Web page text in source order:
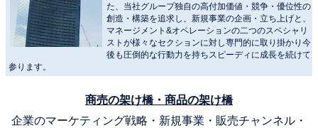
た、当社グループ独自の高付加価値・競争・優位性の
創造・構築を追求し、新規事業の企画・立ち上げと、
マネージメント&オペレーションの二つのスペシャリ
ストが様々なセクションに対し専門的に取り掛かり今
後も圧倒的な行動力を持ちスピーディに成長を続けて
参ります。
商売の架け橋・商品の架け橋
企業のマーケティング戦略・新規事業・販売チャンネル・